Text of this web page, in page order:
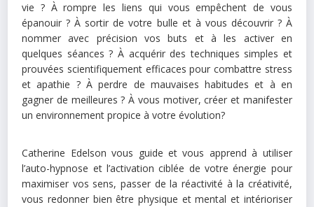
vie ? À rompre les liens qui vous empêchent de vous
épanouir ? À sortir de votre bulle et à vous découvrir ? À
nommer avec précision vos buts et à les activer en
quelques séances ? À acquérir des techniques simples et
prouvées scientifiquement efficaces pour combattre stress
et apathie ? À perdre de mauvaises habitudes et à en
gagner de meilleures ? À vous motiver, créer et manifester
un environnement propice à votre évolution?
Catherine Edelson vous guide et vous apprend à utiliser
l’auto-hypnose et l’activation ciblée de votre énergie pour
maximiser vos sens, passer de la réactivité à la créativité,
vous redonner bien être physique et mental et intérioriser